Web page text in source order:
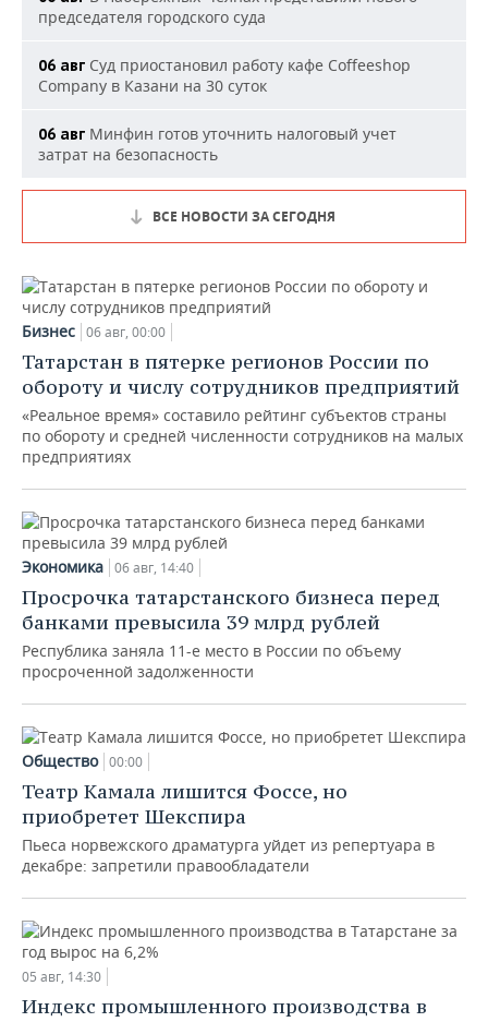
председателя городского суда
06 авг Суд приостановил работу кафе Coffeeshop
Company в Казани на 30 суток
06 авг Минфин готов уточнить налоговый учет
затрат на безопасность
ВСЕ НОВОСТИ ЗА СЕГОДНЯ
Бизнес 06 авг, 00:00
Татарстан в пятерке регионов России по
обороту и числу сотрудников предприятий
«Реальное время» составило рейтинг субъектов страны
по обороту и средней численности сотрудников на малых
предприятиях
Экономика 06 авг, 14:40
Просрочка татарстанского бизнеса перед
банками превысила 39 млрд рублей
Республика заняла 11-е место в России по объему
просроченной задолженности
Общество 00:00
Театр Камала лишится Фоссе, но
приобретет Шекспира
Пьеса норвежского драматурга уйдет из репертуара в
декабре: запретили правообладатели
05 авг, 14:30
Индекс промышленного производства в